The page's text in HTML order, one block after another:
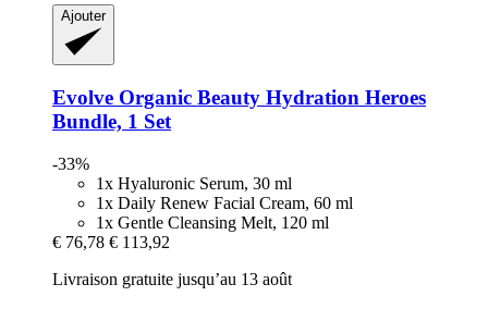
Ajouter
Evolve Organic Beauty Hydration Heroes
Bundle, 1 Set
-33%
1x Hyaluronic Serum, 30 ml
1x Daily Renew Facial Cream, 60 ml
1x Gentle Cleansing Melt, 120 ml
€ 76,78 € 113,92
Livraison gratuite jusqu’au 13 août